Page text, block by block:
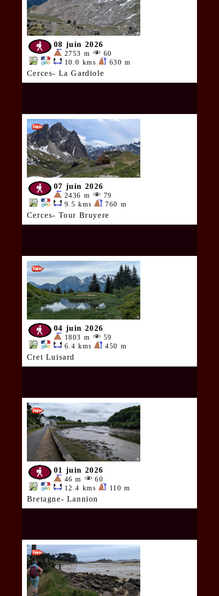
08 juin 2026
2753 m
60
10.0 kms
630 m
Cerces- La Gardiole
07 juin 2026
2436 m
79
9.5 kms
760 m
Cerces- Tour Bruyere
04 juin 2026
1803 m
59
6.4 kms
450 m
Cret Luisard
01 juin 2026
46 m
60
12.4 kms
110 m
Bretagne- Lannion